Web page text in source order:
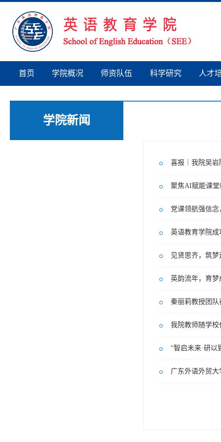
首页 学院概况 师资队伍 科学研究 人才
学院新闻
喜报｜我院吴
英语教育学院成
见贤思齐，筑
英韵流年，育
秦丽莉教授团队
我院教师随学
“智启未来·研
广东外语外贸